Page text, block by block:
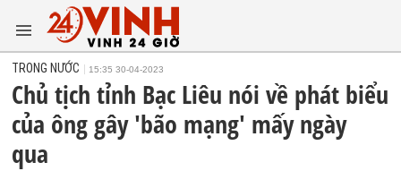
TRONG NƯỚC 15:35 30-04-2023
Chủ tịch tỉnh Bạc Liêu nói về phát biểu
của ông gây 'bão mạng' mấy ngày
qua